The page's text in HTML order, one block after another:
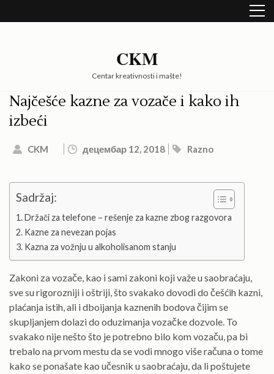
to
CKM
Centar kreativnosti i mašte!
Najčešće kazne za vozače i kako ih
izbeći
CKM децембар 12, 2018 Razno
Sadržaj:
Držači za telefone – rešenje za kazne zbog razgovora
Kazne za nevezan pojas
Kazna za vožnju u alkoholisanom stanju
Zakoni za vozače, kao i sami zakoni koji važe u saobraćaju,
sve su rigorozniji i oštriji, što svakako dovodi do češćih kazni,
plaćanja istih, ali i dboijanja kaznenih bodova čijim se
skupljanjem dolazi do oduzimanja vozačke dozvole. To
svakako nije nešto što je potrebno bilo kom vozaču, pa bi
trebalo na prvom mestu da se vodi mnogo više računa o tome
kako se ponašate kao učesnik u saobraćaju, da li poštujete